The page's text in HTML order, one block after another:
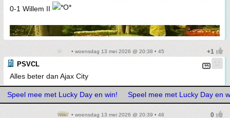
0-1 Willem II
• woensdag 13 mei 2026 @ 20:38 • 45
PSVCL
Alles beter dan Ajax City
Speel mee met Lucky Day en win! Speel mee met Lucky Day en
• woensdag 13 mei 2026 @ 20:39 • 46